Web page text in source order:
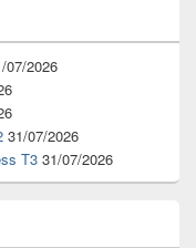
07/2026
31/07/2026
T3 31/07/2026